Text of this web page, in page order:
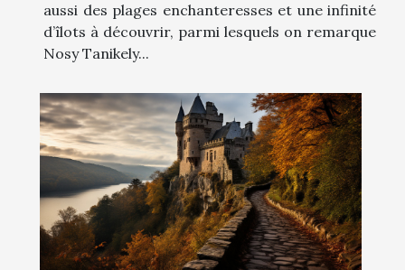
aussi des plages enchanteresses et une infinité
d’îlots à découvrir, parmi lesquels on remarque
Nosy Tanikely...